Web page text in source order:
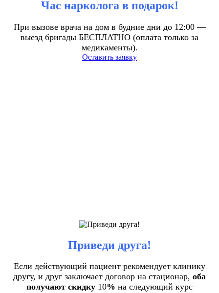
Час нарколога в подарок!
При вызове врача на дом в будние дни до 12:00 —
выезд бригады БЕСПЛАТНО (оплата только за
медикаменты).
Оставить заявку
Приведи друга!
Если действующий пациент рекомендует клинику
другу, и друг заключает договор на стационар, оба
получают скидку 10% на следующий курс